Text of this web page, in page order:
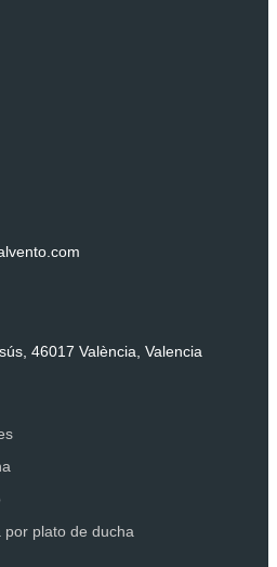
46017 València, Valencia
plato de ducha